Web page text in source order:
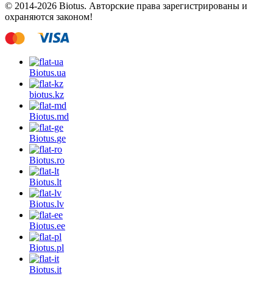
© 2014-2026 Biotus. Авторские права зарегистрированы и
охраняются законом!
Biotus.ua
biotus.kz
Biotus.md
Biotus.ge
Biotus.ro
Biotus.lt
Biotus.lv
Biotus.ee
Biotus.pl
Biotus.it